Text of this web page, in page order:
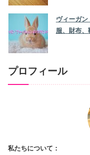
ヴィーガ
服、財布、
プロフィール
私たちについて：